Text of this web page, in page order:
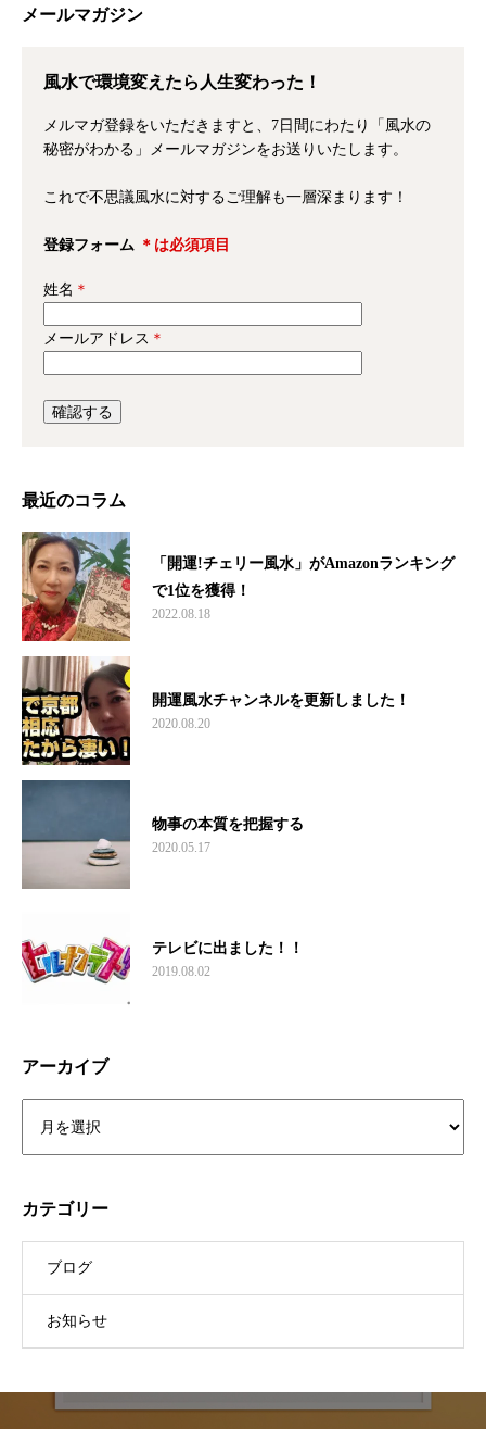
風水で環境変えたら人生変わった！
メルマガ登録をいただきますと、7日間にわたり「風水の
秘密がわかる」メールマガジンをお送りいたします。
これで不思議風水に対するご理解も一層深まります！
登録フォーム＊は必須項目
姓名＊
メールアドレス
2022.08.18
カテゴリー
ブログ
お知らせ